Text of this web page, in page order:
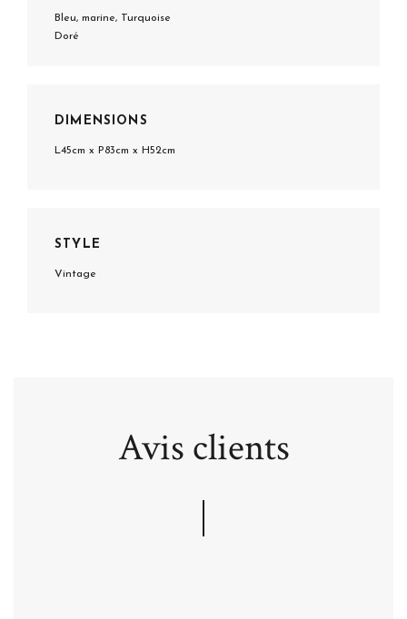
Bleu, marine, Turquoise
Doré
DIMENSIONS
L45cm x P83cm x H52cm
STYLE
Vintage
Avis clients